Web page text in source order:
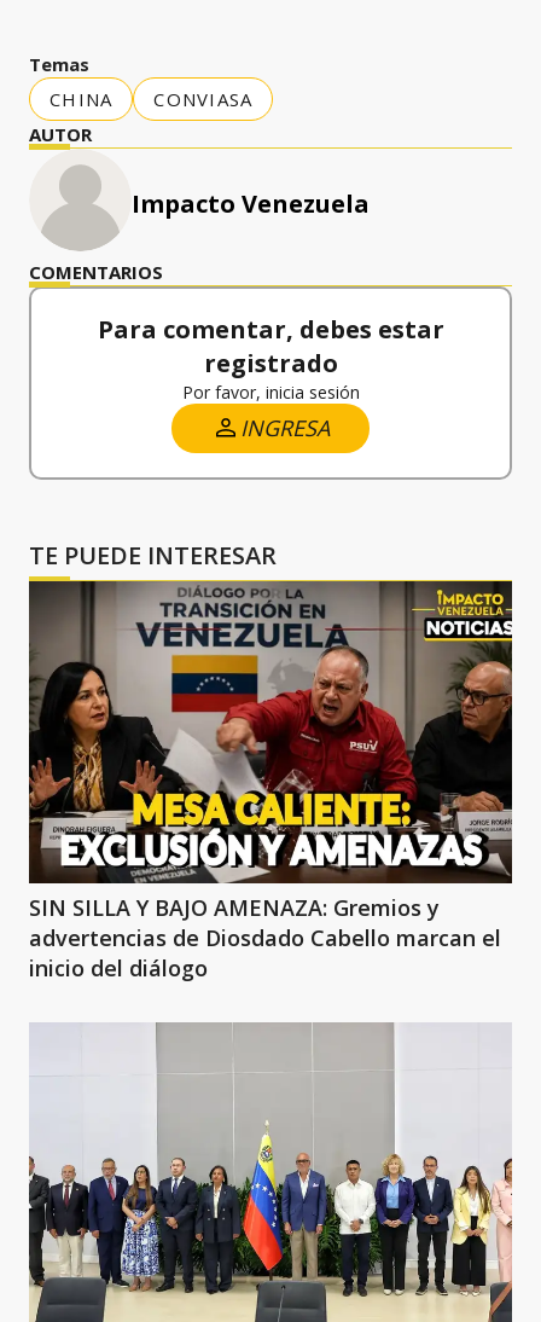
Temas
CHINA
CONVIASA
AUTOR
Impacto Venezuela
COMENTARIOS
Para comentar, debes estar
registrado
Por favor, inicia sesión
INGRESA
TE PUEDE INTERESAR
SIN SILLA Y BAJO AMENAZA: Gremios y
advertencias de Diosdado Cabello marcan el
inicio del diálogo